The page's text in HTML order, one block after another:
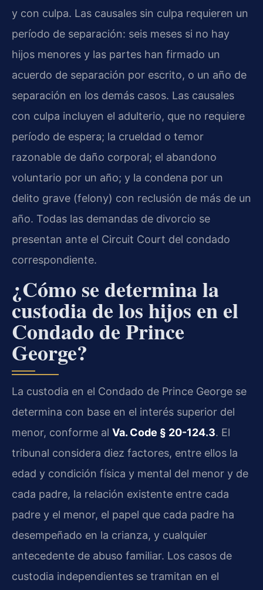
y con culpa. Las causales sin culpa requieren un
período de separación: seis meses si no hay
hijos menores y las partes han firmado un
acuerdo de separación por escrito, o un año de
separación en los demás casos. Las causales
con culpa incluyen el adulterio, que no requiere
período de espera; la crueldad o temor
razonable de daño corporal; el abandono
voluntario por un año; y la condena por un
delito grave (felony) con reclusión de más de un
año. Todas las demandas de divorcio se
presentan ante el Circuit Court del condado
correspondiente.
¿Cómo se determina la
custodia de los hijos en el
Condado de Prince
George?
La custodia en el Condado de Prince George se
determina con base en el interés superior del
menor, conforme al Va. Code § 20-124.3. El
tribunal considera diez factores, entre ellos la
edad y condición física y mental del menor y de
cada padre, la relación existente entre cada
padre y el menor, el papel que cada padre ha
desempeñado en la crianza, y cualquier
antecedente de abuso familiar. Los casos de
custodia independientes se tramitan en el